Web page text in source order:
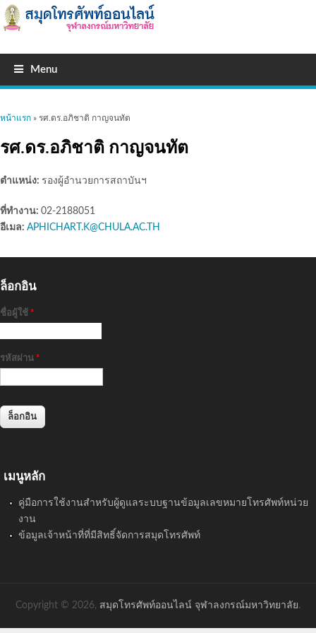
Menu
คุณอยู่ที่นี่
หน้าแรก » รศ.ดร.อภิชาติ กาญจนทัต
รศ.ดร.อภิชาติ กาญจนทัต
ตำแหน่ง: รองผู้อำนวยการสถาบันฯ
ที่ทำงาน: 02-2188051
อีเมล: APHICHART.K@CHULA.AC.TH
ล็อกอิน
ชื่อผู้ใช้ *
รหัสผ่าน *
เมนูหลัก
คู่มือการใช้งานสำหรับผู้ดูแลระบบฐานข้อมูลเลขหมายโทรศัพท์หน่วย
งาน
ข้อมูลเจ้าหน้าที่ที่มีสิทธิ์จัดการสมุดโทรศัพท์
Copyright © 2026, สมุดโทรศัพท์ออนไลน์ จุฬาลงกรณ์มหาวิทยาลัย.